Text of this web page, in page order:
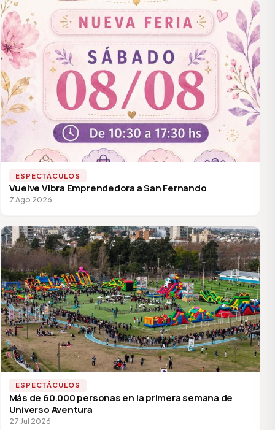
ESPECTÁCULOS
Vuelve Vibra Emprendedora a San Fernando
7 Ago 2026
ESPECTÁCULOS
Más de 60.000 personas en la primera semana de
Universo Aventura
27 Jul 2026